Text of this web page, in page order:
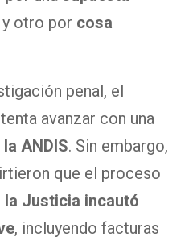
y otro por cosa
penal, el
avanzar con una
ANDIS. Sin embargo,
que el proceso
la Justicia incautó
, incluyendo facturas